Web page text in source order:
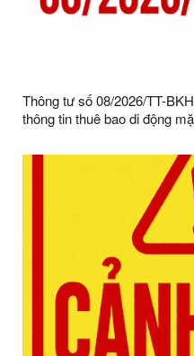
Thông tư số 08/2026/TT-
thông tin thuê bao di động
lực từ ngày 15/6/2026